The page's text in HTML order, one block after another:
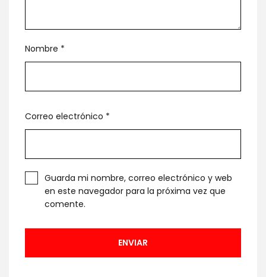
Nombre *
Correo electrónico *
Guarda mi nombre, correo electrónico y web
en este navegador para la próxima vez que
comente.